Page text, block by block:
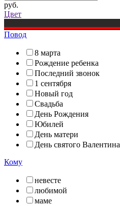
руб.
Цвет
Повод
8 марта
Рождение ребенка
Последний звонок
1 сентября
Новый год
Свадьба
День Рождения
Юбилей
День матери
День святого Валентина
Кому
невесте
любимой
маме